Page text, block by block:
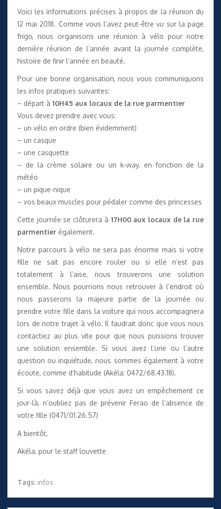
Voici les informations précises à propos de la réunion du
12 mai 2018. Comme vous l’avez peut-être vu sur la page
frigo, nous organisons une réunion à vélo pour notre
dernière réunion de l’année avant la journée complète,
histoire de finir l’année en beauté.
Pour une bonne organisation, nous vous communiquons
les infos pratiques suivantes:
– départ à 10H45 aux locaux de la rue parmentier
Vous devez prendre avec vous:
– un vélo en ordre (bien évidemment)
– un casque
– une casquette
– de la crème solaire ou un k-way, en fonction de la
météo
– un pique-nique
– vos beaux muscles pour pédaler comme des princesses
Cette journée se clôturera à 17H00 aux locaux de la rue
parmentier également.
Notre parcours à vélo ne sera pas énorme mais si votre
fille ne sait pas encore rouler ou si elle n’est pas
totalement à l’aise, nous trouverons une solution
ensemble. Nous pourrions nous retrouver à l’endroit où
nous passerons la majeure partie de la journée ou
prendre votre fille dans la voiture qui nous accompagnera
lors de notre trajet à vélo. Il faudrait donc que vous nous
contactiez au plus vite pour que nous puissions trouver
une solution ensemble. Si vous avez l’une ou l’autre
question ou inquiétude, nous sommes également à votre
écoute, comme d’habitude (Akéla: 0472/68.43.18).
Si vous savez déjà que vous avez un empêchement ce
jour-là, n’oubliez pas de prévenir Ferao de l’absence de
votre fille (0471/01.26.57)
A bientôt,
Akéla, pour le staff louvette
Tags: infos